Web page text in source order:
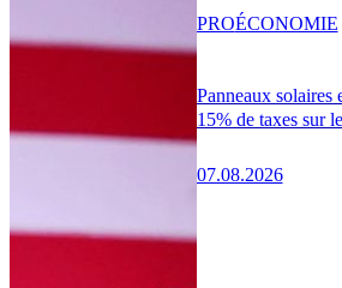
Panneaux solaires
15% de taxes sur
07.08.2026
PROÉCONOMIE